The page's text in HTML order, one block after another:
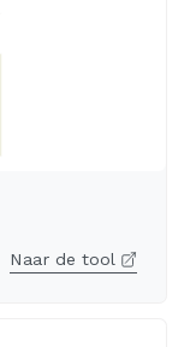
Naar de tool